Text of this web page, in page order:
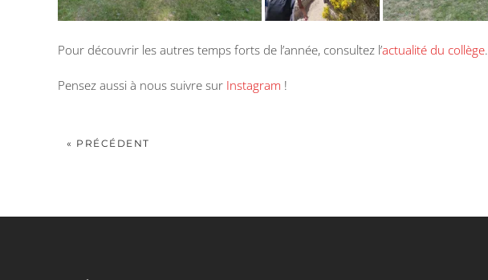
Pour découvrir les autres temps forts de l’année, consultez l’actualité du collège.
Pensez aussi à nous suivre sur Instagram !
« PRÉCÉDENT